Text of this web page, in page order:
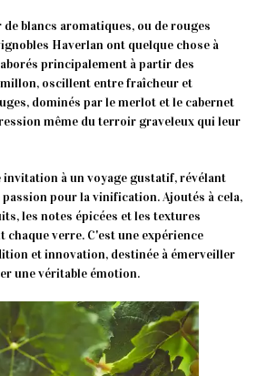
blancs aromatiques, ou de rouges
Haverlan ont quelque chose à
principalement à partir des
oscillent entre fraîcheur et
dominés par le merlot et le cabernet
même du terroir graveleux qui leur
invitation à un voyage gustatif, révélant
pour la vinification. Ajoutés à cela,
les notes épicées et les textures
verre. C'est une expérience
et innovation, destinée à émerveiller
une véritable émotion.